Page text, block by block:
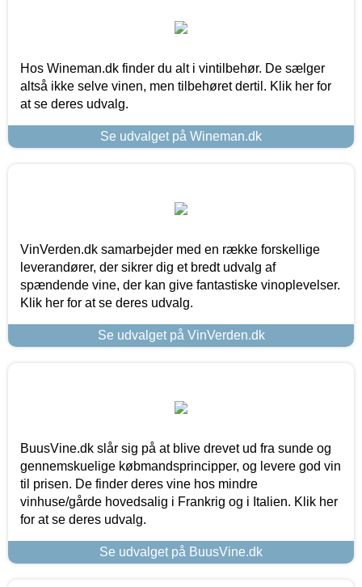
Hos Wineman.dk finder du alt i vintilbehør. De sælger
altså ikke selve vinen, men tilbehøret dertil. Klik her for
at se deres udvalg.
Se udvalget på Wineman.dk
VinVerden.dk samarbejder med en række forskellige
leverandører, der sikrer dig et bredt udvalg af
spændende vine, der kan give fantastiske vinoplevelser.
Klik her for at se deres udvalg.
Se udvalget på VinVerden.dk
BuusVine.dk slår sig på at blive drevet ud fra sunde og
gennemskuelige købmandsprincipper, og levere god vin
til prisen. De finder deres vine hos mindre
vinhuse/gårde hovedsalig i Frankrig og i Italien. Klik her
for at se deres udvalg.
Se udvalget på BuusVine.dk